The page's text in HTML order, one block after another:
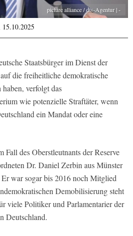
picture alliance / dts-Agentur | -
Staatsbürger im Dienst der
die freiheitliche demokratische
verfolgt das
wie potenzielle Straftäter, wenn
ein Mandat oder eine
Fall des Oberstleutnants der Reserve
Dr. Daniel Zerbin aus Münster
war sogar bis 2016 noch Mitglied
Demobilisierung steht
viele Politiker und Parlamentarier der
Deutschland.